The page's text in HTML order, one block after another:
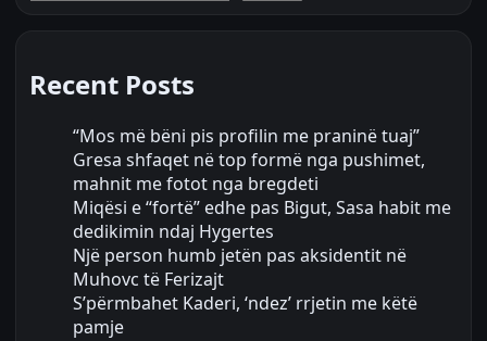
Recent Posts
“Mos më bëni pis profilin me praninë tuaj”
Gresa shfaqet në top formë nga pushimet,
mahnit me fotot nga bregdeti
Miqësi e “fortë” edhe pas Bigut, Sasa habit me
dedikimin ndaj Hygertes
Një person humb jetën pas aksidentit në
Muhovc të Ferizajt
S’përmbahet Kaderi, ‘ndez’ rrjetin me këtë
pamje